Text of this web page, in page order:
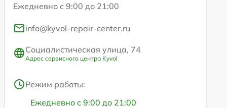
Ежедневно с 9:00 до 21:00
info@kyvol-repair-center.ru
Социалистическая улица, 74
Адрес сервисного центра Kyvol
Режим работы:
Ежедневно с 9:00 до 21:00